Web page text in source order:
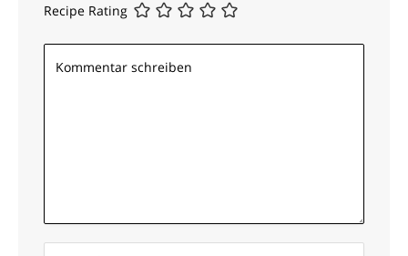
Recipe Rating